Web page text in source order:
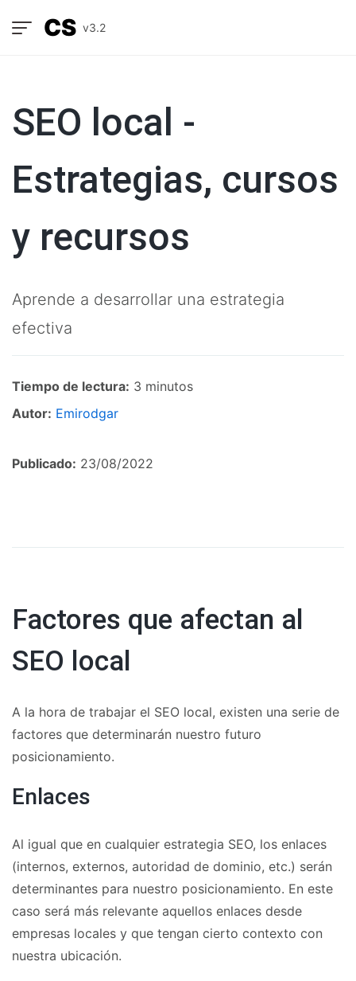
CS v3.2
SEO local -
Estrategias, cursos
y recursos
Aprende a desarrollar una estrategia
efectiva
Tiempo de lectura: 3 minutos
Autor: Emirodgar
Publicado: 23/08/2022
Factores que afectan al
SEO local
A la hora de trabajar el SEO local, existen una serie de
factores que determinarán nuestro futuro
posicionamiento.
Enlaces
Al igual que en cualquier estrategia SEO, los enlaces
(internos, externos, autoridad de dominio, etc.) serán
determinantes para nuestro posicionamiento. En este
caso será más relevante aquellos enlaces desde
empresas locales y que tengan cierto contexto con
nuestra ubicación.